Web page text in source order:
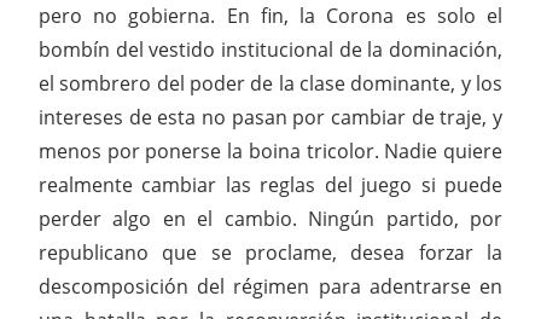
pero no gobierna. En fin, la Corona es solo el
bombín del vestido institucional de la dominación,
el sombrero del poder de la clase dominante, y los
intereses de esta no pasan por cambiar de traje, y
menos por ponerse la boina tricolor. Nadie quiere
realmente cambiar las reglas del juego si puede
perder algo en el cambio. Ningún partido, por
republicano que se proclame, desea forzar la
descomposición del régimen para adentrarse en